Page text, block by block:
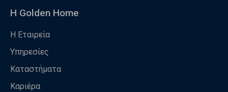
Η Golden Home
Η Εταιρεία
Υπηρεσίες
Καταστήματα
Καριέρα